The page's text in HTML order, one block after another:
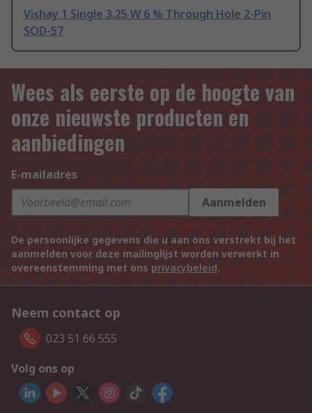
Vishay 1 Single 3.25 W 6 % Through Hole 2-Pin
SOD-57
Wees als eerste op de hoogte van
onze nieuwste producten en
aanbiedingen
E-mailadres
Aanmelden
De persoonlijke gegevens die u aan ons verstrekt bij het
aanmelden voor deze mailinglijst worden verwerkt in
overeenstemming met ons privacybeleid.
Neem contact op
023 51 66 555
Volg ons op